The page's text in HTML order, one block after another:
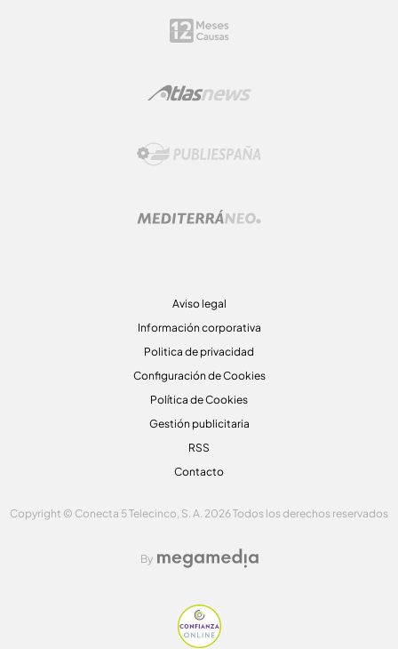
Aviso legal
Información corporativa
Politica de privacidad
Configuración de Cookies
Política de Cookies
Gestión publicitaria
RSS
Contacto
Copyright © Conecta 5 Telecinco, S. A. 2026 Todos los derechos reservados
By